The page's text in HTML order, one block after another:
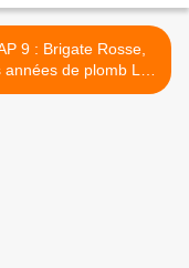
9 : Brigate Rosse,
années de plomb La
dans le monde